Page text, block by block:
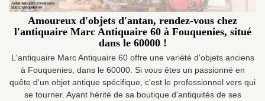
Amoureux d'objets d'antan, rendez-vous chez
l'antiquaire Marc Antiquaire 60 à Fouquenies, situé
dans le 60000 !
L'antiquaire Marc Antiquaire 60 offre une variété d'objets anciens
à Fouquenies, dans le 60000. Si vous êtes un passionné en
quête d'un objet antique spécifique, c'est le professionnel vers qui
se tourner. Ayant hérité de sa boutique d'antiquités de ses